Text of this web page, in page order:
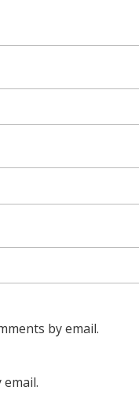
by email.